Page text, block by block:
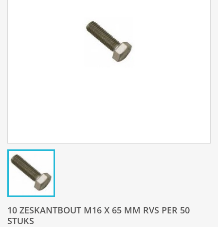
10 ZESKANTBOUT M16 X 65 MM RVS PER 50
STUKS